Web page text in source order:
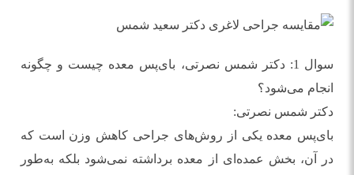
سوال 1: دکتر شمس نصرتی، بای‌پس معده چیست و چگونه
انجام می‌شود؟
دکتر شمس نصرتی:
بای‌پس معده یکی از روش‌های جراحی کاهش وزن است که
در آن، بخش عمده‌ای از معده برداشته نمی‌شود بلکه به‌طور